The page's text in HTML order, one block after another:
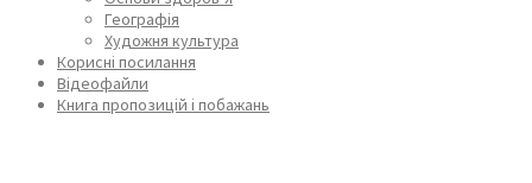
Географія
Художня культура
Корисні посилання
Відеофайли
Книга пропозицій і побажань